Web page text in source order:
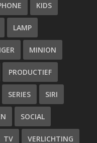
KIDS
LAMP
MINION
PRODUCTIEF
SERIES SIRI
SOCIAL
TV VERLICHTING